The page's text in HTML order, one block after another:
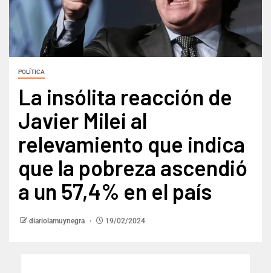
POLÍTICA
La insólita reacción de
Javier Milei al
relevamiento que indica
que la pobreza ascendió
a un 57,4% en el país
diariolamuynegra 19/02/2024